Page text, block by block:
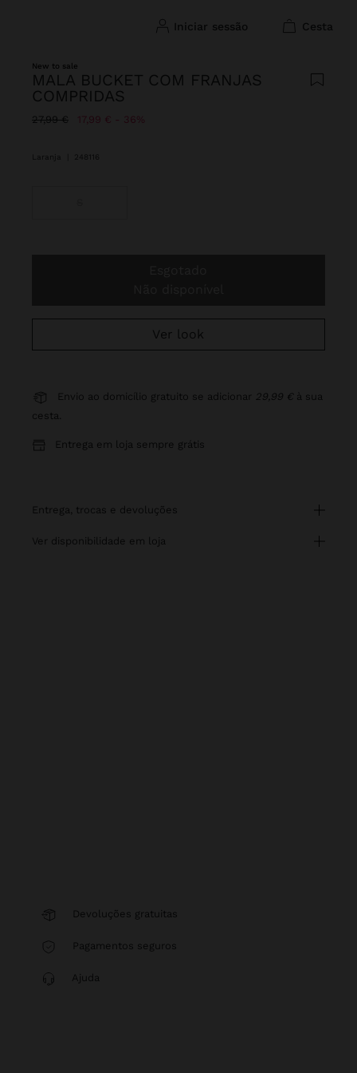
iniciar sessão cesta
New to sale
MALA BUCKET COM FRANJAS
COMPRIDAS
Preço Reduzido De
27,99 €Para17,99 € 36%
Laranja 248116
Ver look
Envio ao domicílio gratuito se adicionar 29,99 € à sua
cesta.
Entrega em loja sempre grátis
entrega, trocas e devoluções
ver disponibilidade em loja
Devoluções gratuitas
Pagamentos seguros
Ajuda